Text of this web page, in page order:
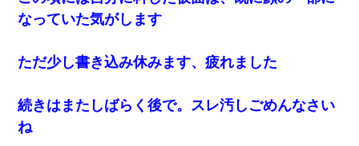
なっていた気がします
ただ少し書き込み休みます、疲れました
続きはまたしばらく後で。スレ汚しごめんなさい
ね